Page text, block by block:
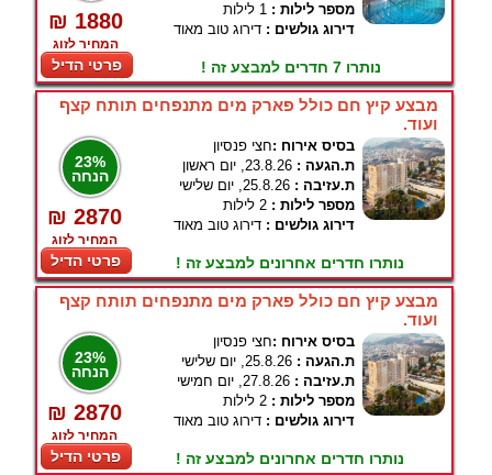
₪ 1880
המחיר לזוג
פרטי הדיל
מספר לילות : 1 לילות
דירוג גולשים : דירוג טוב מאוד
נותרו 7 חדרים למבצע זה !
מבצע קיץ חם כולל פארק מים מתנפחים תותח קצף
ועוד.
23%
הנחה
₪ 2870
המחיר לזוג
פרטי הדיל
בסיס אירוח :חצי פנסיון
ת.הגעה : 23.8.26, יום ראשון
ת.עזיבה : 25.8.26, יום שלישי
מספר לילות : 2 לילות
דירוג גולשים : דירוג טוב מאוד
נותרו חדרים אחרונים למבצע זה !
מבצע קיץ חם כולל פארק מים מתנפחים תותח קצף
ועוד.
23%
הנחה
₪ 2870
המחיר לזוג
פרטי הדיל
בסיס אירוח :חצי פנסיון
ת.הגעה : 25.8.26, יום שלישי
ת.עזיבה : 27.8.26, יום חמישי
מספר לילות : 2 לילות
דירוג גולשים : דירוג טוב מאוד
נותרו חדרים אחרונים למבצע זה !